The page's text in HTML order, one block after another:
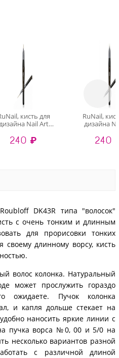
кисть для
Nail Art
240 ₽
RuNail,
дизайна
240
DK43R типа "волосок"
с очень тонким и длинным
для прорисовки тонких
своему длинному ворсу, кисть
волос колонка. Натуральный
может прослужить гораздо
Пучок колонка
и капля дольше стекает на
наносить яркие линии с
пучка ворса №0, 00 и 5/0 на
несколько вариантов разной
с различной длиной